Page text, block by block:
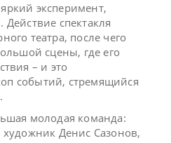
яркий эксперимент,
спектакля
театра, после чего
сцены, где его
– и это
событий, стремящийся
молодая команда:
Денис Сазонов,